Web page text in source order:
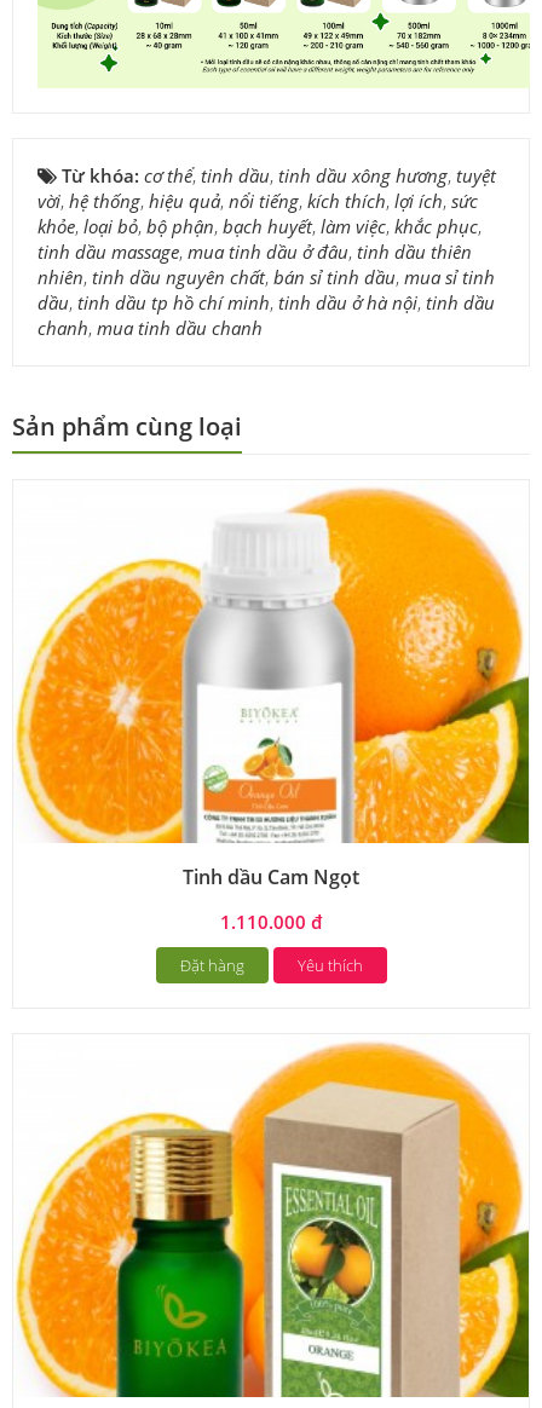
Từ khóa: cơ thể, tinh dầu, tinh dầu xông hương, tuyệt
vời, hệ thống, hiệu quả, nổi tiếng, kích thích, lợi ích, sức
khỏe, loại bỏ, bộ phận, bạch huyết, làm việc, khắc phục,
tinh dầu massage, mua tinh dầu ở đâu, tinh dầu thiên
nhiên, tinh dầu nguyên chất, bán sỉ tinh dầu, mua sỉ tinh
dầu, tinh dầu tp hồ chí minh, tinh dầu ở hà nội, tinh dầu
chanh, mua tinh dầu chanh
Sản phẩm cùng loại
Tinh dầu Cam Ngọt
1.110.000 đ
Đặt hàng Yêu thích